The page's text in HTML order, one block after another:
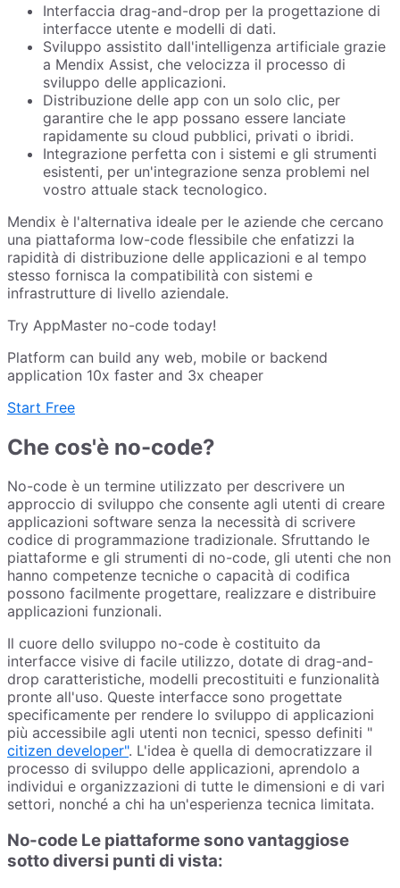
Interfaccia drag-and-drop per la progettazione di
interfacce utente e modelli di dati.
Sviluppo assistito dall'intelligenza artificiale grazie
a Mendix Assist, che velocizza il processo di
sviluppo delle applicazioni.
Distribuzione delle app con un solo clic, per
garantire che le app possano essere lanciate
rapidamente su cloud pubblici, privati o ibridi.
Integrazione perfetta con i sistemi e gli strumenti
esistenti, per un'integrazione senza problemi nel
vostro attuale stack tecnologico.
Mendix è l'alternativa ideale per le aziende che cercano
una piattaforma low-code flessibile che enfatizzi la
rapidità di distribuzione delle applicazioni e al tempo
stesso fornisca la compatibilità con sistemi e
infrastrutture di livello aziendale.
Try AppMaster no-code today!
Platform can build any web, mobile or backend
application 10x faster and 3x cheaper
Start Free
Che cos'è no-code?
No-code è un termine utilizzato per descrivere un
approccio di sviluppo che consente agli utenti di creare
applicazioni software senza la necessità di scrivere
codice di programmazione tradizionale. Sfruttando le
piattaforme e gli strumenti di no-code, gli utenti che non
hanno competenze tecniche o capacità di codifica
possono facilmente progettare, realizzare e distribuire
applicazioni funzionali.
Il cuore dello sviluppo no-code è costituito da
interfacce visive di facile utilizzo, dotate di drag-and-
drop caratteristiche, modelli precostituiti e funzionalità
pronte all'uso. Queste interfacce sono progettate
specificamente per rendere lo sviluppo di applicazioni
più accessibile agli utenti non tecnici, spesso definiti "
citizen developer". L'idea è quella di democratizzare il
processo di sviluppo delle applicazioni, aprendolo a
individui e organizzazioni di tutte le dimensioni e di vari
settori, nonché a chi ha un'esperienza tecnica limitata.
No-code Le piattaforme sono vantaggiose
sotto diversi punti di vista: